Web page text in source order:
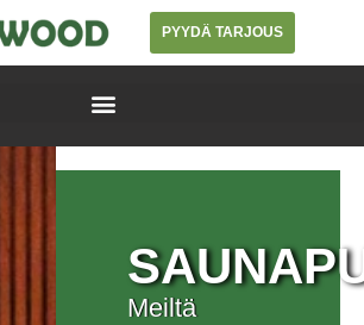
PYYDÄ TARJOUS
Meiltä